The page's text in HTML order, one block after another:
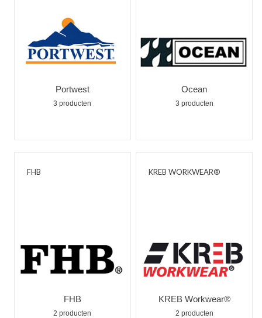
Portwest
3 producten
Ocean
3 producten
FHB
FHB
2 producten
KREB WORKWEAR®
KREB Workwear®
2 producten